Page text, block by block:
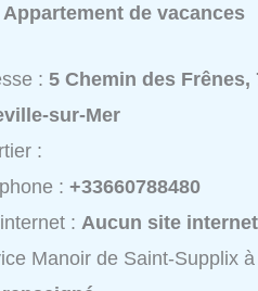
Appartement de vacances
:5 Chemin des Frênes,
sur-Mer
:
:+33660788480
:Aucun site
Manoir de Saint-Supplix